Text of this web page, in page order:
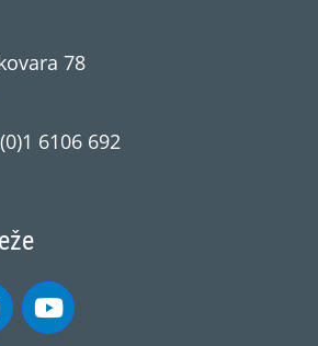
78
6106 692